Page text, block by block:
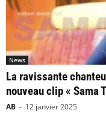
News
La ravissante
nouveau clip « Sama
AB - 12 janvier 2025